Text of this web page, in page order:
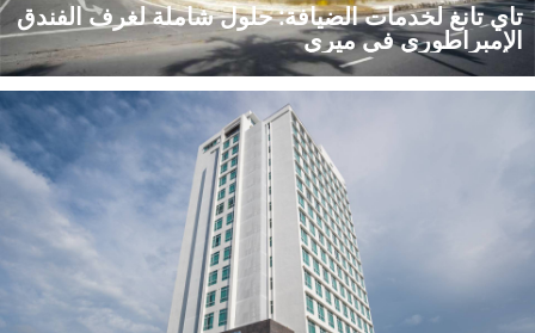
تاي تانغ لخدمات الضيافة: حلول شاملة لغرف الفندق
الإمبراطوري في ميري
تعرف على كيفية توفير شركة تاي تانغ العالمية لتوريد المستلزمات
الفندقية، أغطية الأسرّة واللوازم الغرفيّة لفندق الإمبراطوري في ميري